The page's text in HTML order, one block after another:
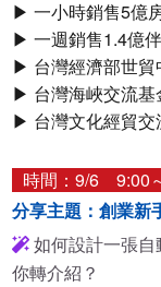
▶ 一小時銷售5億
▶ 一週銷售1.4億
▶ 台灣經濟部世貿
▶ 台灣海峽交流基
▶ 台灣文化經貿交
時間：9/6 9:00
分享主題：創業新
如何設計一張
你轉介紹？